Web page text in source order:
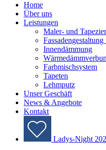
Home
Über uns
Leistungen
Maler- und
Innendämmung
Farbmischsystem
Tapeten
Lehmputz
Unser Geschäft
News & Angebote
Kontakt
Ladys-Night